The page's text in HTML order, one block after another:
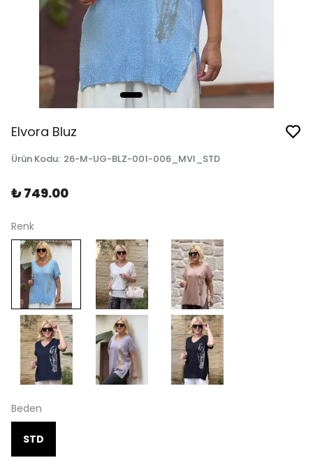
Elvora Bluz
Ürün Kodu: 26-M-UG-BLZ-001-006_MVI_STD
₺ 749.00
Renk
Beden
STD